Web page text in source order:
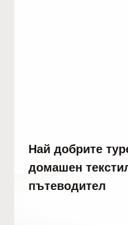
Най добрите
домашен
пътеводител